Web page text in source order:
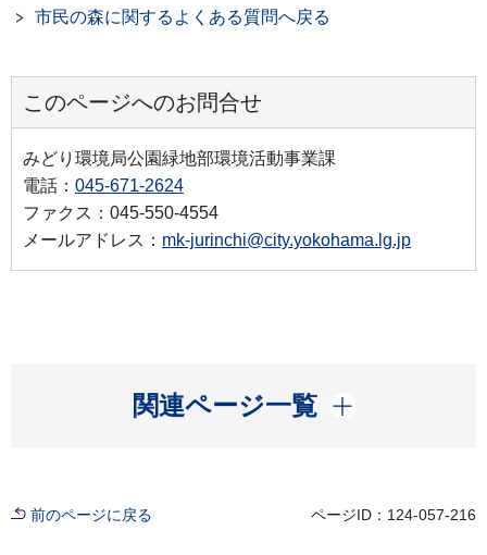
市民の森に関するよくある質問へ戻る
このページへのお問合せ
みどり環境局公園緑地部環境活動事業課
電話： 045-671-2624
ファクス：045-550-4554
メールアドレス： mk-jurinchi@city.yokohama.lg.jp
関連ページ一覧
開く
前のページに戻る ページID：124-057-216